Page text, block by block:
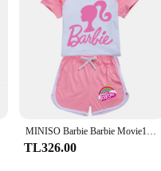
MINISO Barbie Barbie Movie100-170 T-shirt şort spor elbise erkek ve kız erkek kız Anime kawaii karikatür
TL326.00